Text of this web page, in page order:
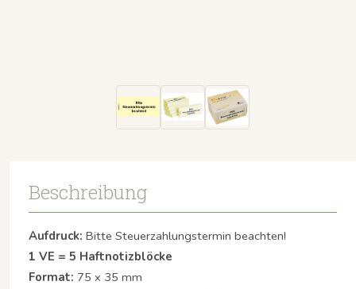
Beschreibung
Aufdruck: Bitte Steuerzahlungstermin beachten!
1 VE = 5 Haftnotizblöcke
Format: 75 x 35 mm